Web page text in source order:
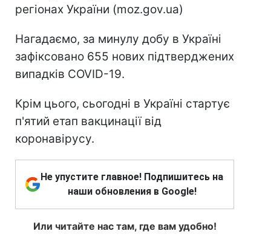
регіонах України (moz.gov.ua)
Нагадаємо, за минулу добу в Україні
зафіксовано 655 нових підтверджених
випадків COVID-19.
Крім цього, сьогодні в Україні стартує
п'ятий етап вакцинації від
коронавірусу.
Не упустите главное! Подпишитесь на
наши обновления в Google!
Или читайте нас там, где вам удобно!